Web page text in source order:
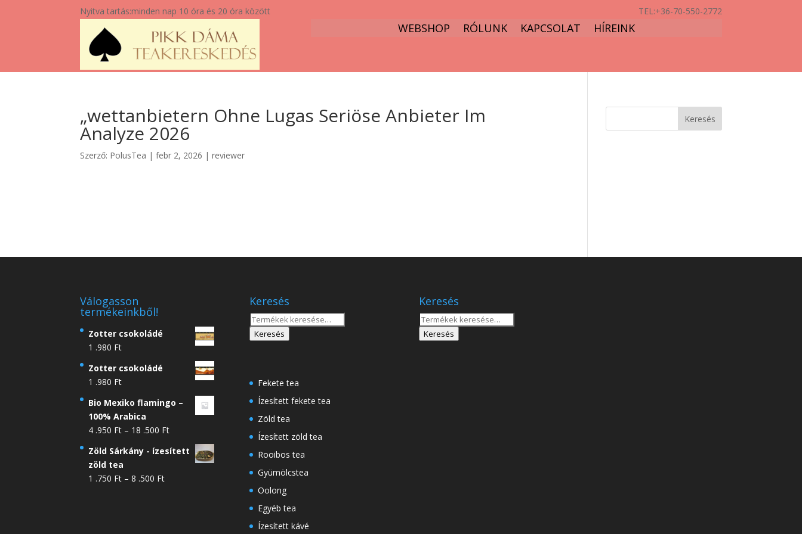
Nyitva tartás:minden nap 10 óra és 20 óra között TEL:+36-70-550-2772
WEBSHOP RÓLUNK KAPCSOLAT HÍREINK
„wettanbietern Ohne Lugas Seriöse Anbieter Im
Analyze 2026
Szerző: PolusTea |febr 2, 2026 |reviewer
Válogasson
termékeinkből!
Zotter csokoládé
1 .980 Ft
Zotter csokoládé
1 .980 Ft
Bio Mexiko flamingo –
100% Arabica
4 .950 Ft – 18 .500 FtÁrtartomány:
.950 Ft
Zöld Sárkány - ízesített
zöld tea
1 .750 Ft – 8 .500 FtÁrtartomány:
Keresés
Keresés
Keresés
Fekete tea
Ízesített fekete tea
Zöld tea
Ízesített zöld tea
Rooibos tea
Gyümölcstea
Oolong
Egyéb tea
Ízesített kávé
Keresés
Keresés
Keresés